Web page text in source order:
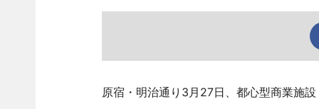
原宿・明治通り3月27日、都心型商業施